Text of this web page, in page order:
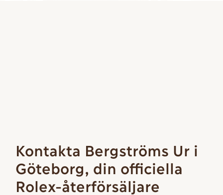
Kontakta Bergströms Ur i
Göteborg, din officiella
Rolex-återförsäljare